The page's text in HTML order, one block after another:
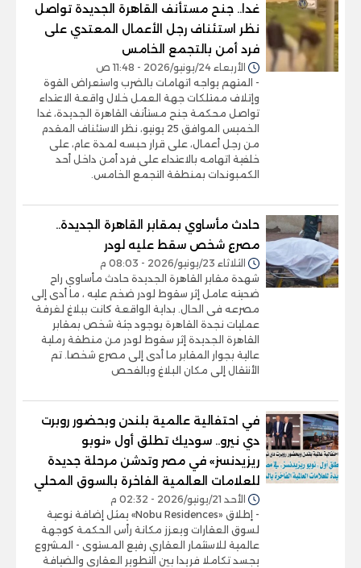
غدا.. جنح مستأنف القاهرة الجديدة تواصل
نظر استئناف رجل الأعمال المعتدي على
فرد أمن بالتجمع الخامس
الأربعاء 24/يونيو/2026 - 11:48 ص
- المتهم يواجه اتهامات بالضرب واستعراض القوة
وإتلاف ممتلكات جهة العمل خلال واقعة الاعتداء
تواصل محكمة جنح مستأنف القاهرة الجديدة، غدا
الخميس الموافق 25 يونيو، نظر الاستئناف المقدم
من رجل أعمال، على قرار حبسه لمدة عام، على
خلفية اتهامه بالاعتداء على فرد أمن داخل أحد
الكمبوندات بمنطقة التجمع الخامس.
حادث مأساوي بمقابر القاهرة الجديدة..
مصرع شخص سقط عليه لودر
الثلاثاء 23/يونيو/2026 - 08:03 م
شهدة مقابر القاهرة الجديدة حادث مأساوي راح
ضحيته عامل إثر سقوط لودر ضخم عليه ، ما أدى إلى
مصرعه فى الحال. بداية الواقعة كانت ببلاغ لغرفة
عمليات نجدة القاهرة بوجود جثة شخص بمقابر
القاهرة الجديدة إثر سقوط لودر من منطقة رملية
عالية بجوار المقابر ما أدى إلى مصرع شخصا. تم
الأنتقال إلى مكان البلاغ وبالفحص
في احتفالية عالمية بلندن وبحضور روبرت
دي نيرو.. سوديك تطلق أول «نوبو
ريزيدنسز» في مصر وتدشن مرحلة جديدة
للعلامات العالمية الفاخرة بالسوق المحلي
الأحد 21/يونيو/2026 - 02:32 م
- إطلاق «Nobu Residences» يمثل إضافة نوعية
لسوق العقارات ويعزز مكانة رأس الحكمة كوجهة
عالمية للاستثمار العقاري رفيع المستوى - المشروع
يجسد تكاملا فريدا بين التطوير العقاري والضيافة